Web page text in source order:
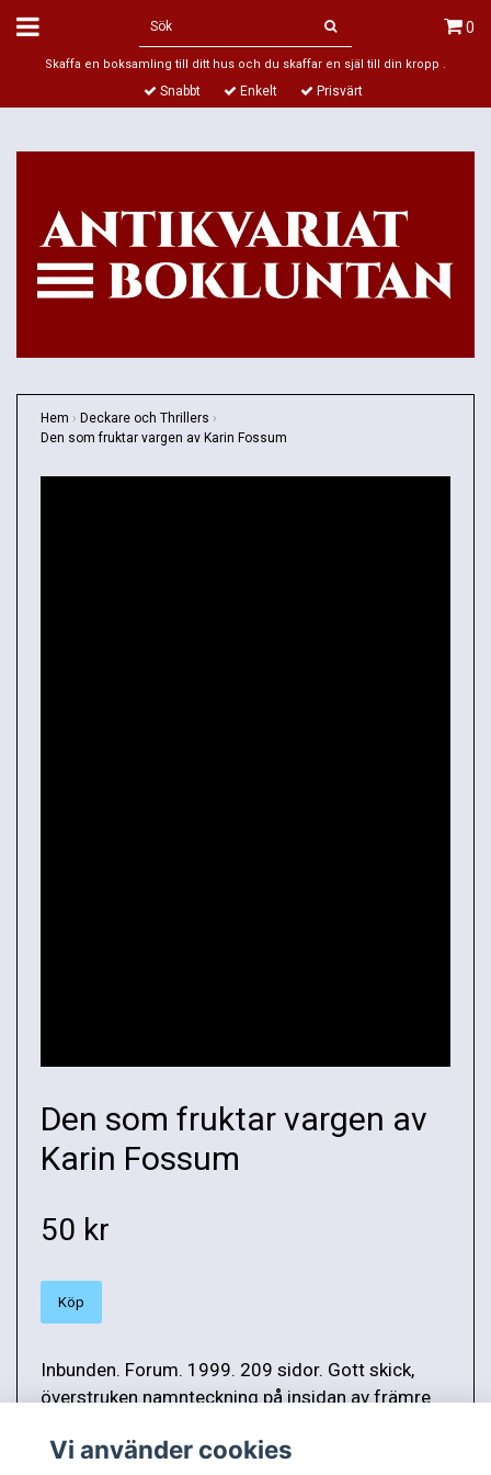
0
Skaffa en boksamling till ditt hus och du skaffar en själ till din kropp .
Snabbt Enkelt Prisvärt
Hem › Deckare och Thrillers ›
Den som fruktar vargen av Karin Fossum
Den som fruktar vargen av
Karin Fossum
50 kr
Köp
Inbunden. Forum. 1999. 209 sidor. Gott skick,
överstruken namnteckning på insidan av främre
Vi använder cookies